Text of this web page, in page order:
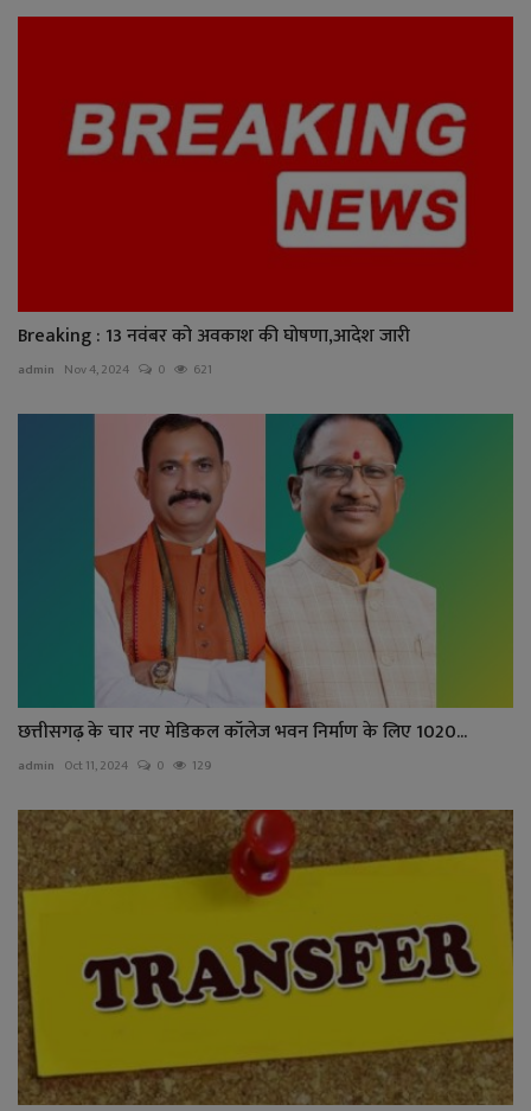
Breaking : 13 नवंबर को अवकाश की घोषणा,आदेश जारी
admin Nov 4, 2024 0 621
छत्तीसगढ़ के चार नए मेडिकल कॉलेज भवन निर्माण के लिए 1020...
admin Oct 11, 2024 0 129